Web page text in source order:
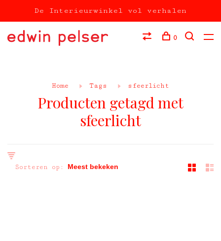
De Interieurwinkel vol verhalen
0
Home Tags sfeerlicht
Producten getagd met
sfeerlicht
Sorteren op: